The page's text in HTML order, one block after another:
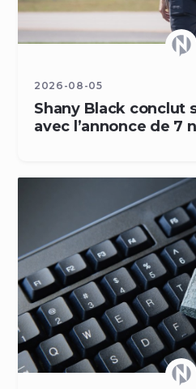
2026-08-05
Shany Black conclut
avec l’annonce de 7